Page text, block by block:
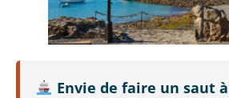
Envie de faire un saut à